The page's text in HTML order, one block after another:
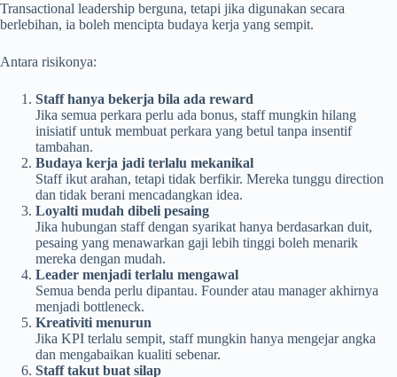
Transactional leadership berguna, tetapi jika digunakan secara
berlebihan, ia boleh mencipta budaya kerja yang sempit.
Antara risikonya:
Staff hanya bekerja bila ada reward
Jika semua perkara perlu ada bonus, staff mungkin hilang
inisiatif untuk membuat perkara yang betul tanpa insentif
tambahan.
Budaya kerja jadi terlalu mekanikal
Staff ikut arahan, tetapi tidak berfikir. Mereka tunggu direction
dan tidak berani mencadangkan idea.
Loyalti mudah dibeli pesaing
Jika hubungan staff dengan syarikat hanya berdasarkan duit,
pesaing yang menawarkan gaji lebih tinggi boleh menarik
mereka dengan mudah.
Leader menjadi terlalu mengawal
Semua benda perlu dipantau. Founder atau manager akhirnya
menjadi bottleneck.
Kreativiti menurun
Jika KPI terlalu sempit, staff mungkin hanya mengejar angka
dan mengabaikan kualiti sebenar.
Staff takut buat silap